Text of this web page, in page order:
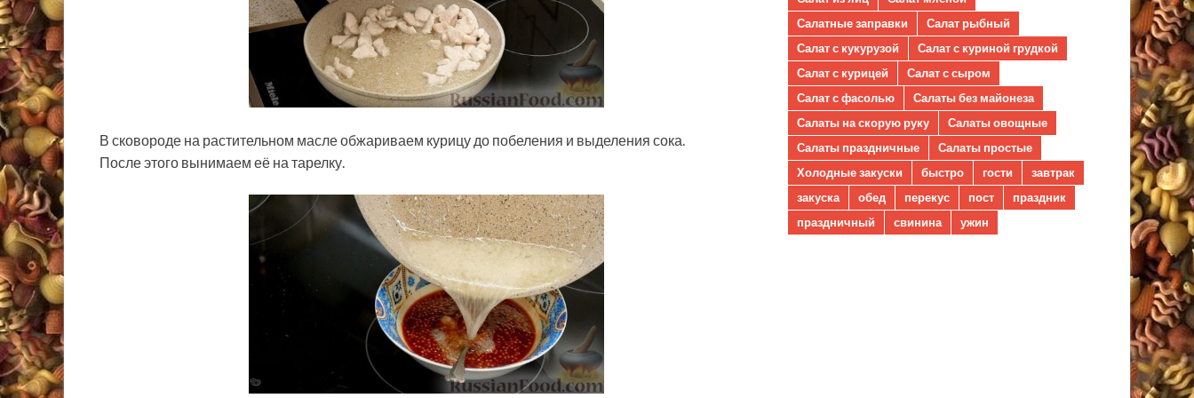
В сковороде на растительном масле обжариваем курицу до побеления и выделения сока.
После этого вынимаем её на тарелку.
Салатные заправки
Салат рыбный
Салат с кукурузой
Салат с куриной грудкой
Салат с курицей
Салат с сыром
Салат с фасолью
Салаты без майонеза
Салаты на скорую руку
Салаты овощные
Салаты праздничные
Салаты простые
Холодные закуски
быстро гости
завтрак
закуска
обед перекус пост
праздник
праздничный
свинина ужин